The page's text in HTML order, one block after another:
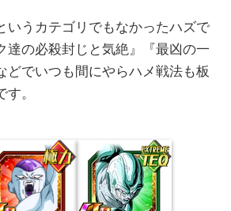
いうカテゴリでもなかったハズで
達の必殺封じと気絶』『最凶の一
どでいつも間にやらハメ戦法も板
。